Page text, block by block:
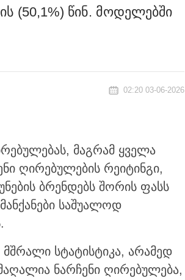
(50,1%) წინ. მოდელებში
02:20 03-06-2026
მაგრამ ყველა
ღირებულების რეიტინგი,
ბრენდებს შორის ფასს
საშუალოდ
სტატისტიკა, არამედ
ნარჩენი ღირებულება,